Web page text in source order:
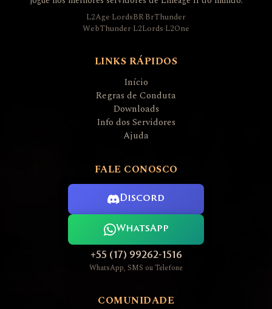
L2Age·LordsBR·BrThunder
WebThunder·L2Lords·L2One
LINKS RÁPIDOS
Início
Regras de Conduta
Downloads
Info dos Servidores
Ajuda
FALE CONOSCO
Discord
WhatsApp
+55 (17) 99262-1516
WhatsApp, SMS ou Telefone
COMUNIDADE